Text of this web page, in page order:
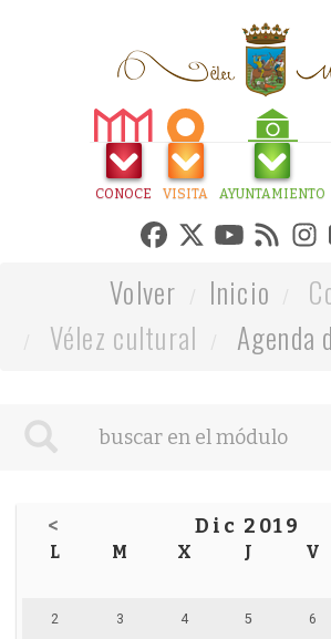
CONOCE VISITA AYUNTAMIENTO
Volver Inicio
Vélez cultural
Agenda
< Dic 2019
L M X J V
2 3 4 5 6